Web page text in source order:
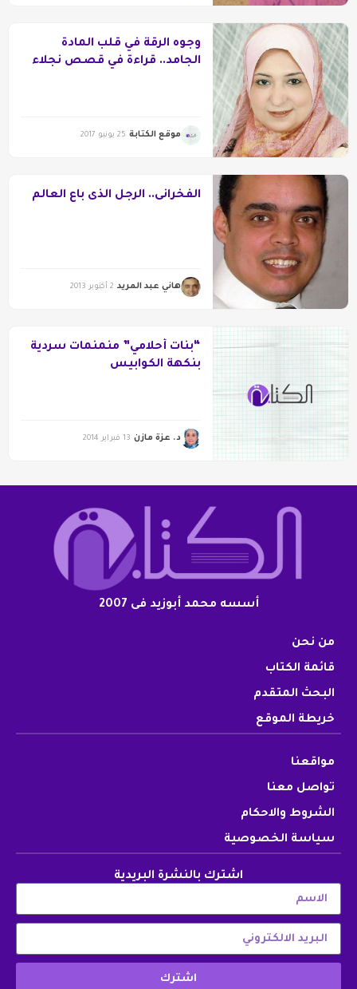
وجوه الرقة في قلب المادة
الجامد.. قراءة في قصص نجلاء
موقع الكتابة 25 يونيو 2017
الفخرانى.. الرجل الذى باع العالم
هاني عبد المريد 2 أكتوبر 2013
“بنات أحلامي” منمنمات سردية
بنكهة الكوابيس
د. عزة مازن 13 فبراير 2014
أسسه محمد أبوزيد فى 2007
من نحن
قائمة الكتاب
البحث المتقدم
خريطة الموقع
مواقعنا
تواصل معنا
الشروط والاحكام
سياسة الخصوصية
اشترك بالنشرة البريدية
اشترك